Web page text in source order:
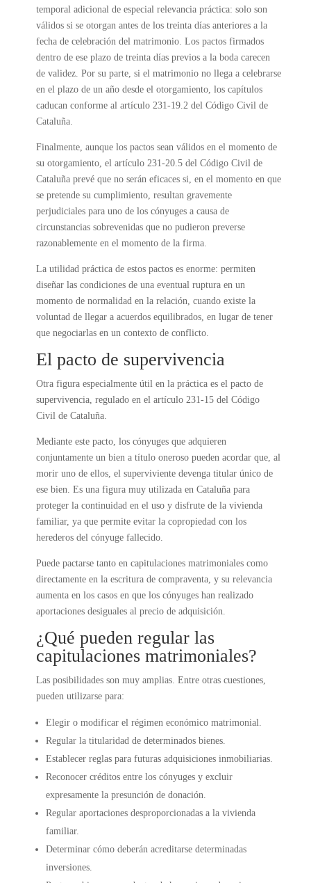
temporal adicional de especial relevancia práctica: solo son
válidos si se otorgan antes de los treinta días anteriores a la
fecha de celebración del matrimonio. Los pactos firmados
dentro de ese plazo de treinta días previos a la boda carecen
de validez. Por su parte, si el matrimonio no llega a celebrarse
en el plazo de un año desde el otorgamiento, los capítulos
caducan conforme al artículo 231-19.2 del Código Civil de
Cataluña.
Finalmente, aunque los pactos sean válidos en el momento de
su otorgamiento, el artículo 231-20.5 del Código Civil de
Cataluña prevé que no serán eficaces si, en el momento en que
se pretende su cumplimiento, resultan gravemente
perjudiciales para uno de los cónyuges a causa de
circunstancias sobrevenidas que no pudieron preverse
razonablemente en el momento de la firma.
La utilidad práctica de estos pactos es enorme: permiten
diseñar las condiciones de una eventual ruptura en un
momento de normalidad en la relación, cuando existe la
voluntad de llegar a acuerdos equilibrados, en lugar de tener
que negociarlas en un contexto de conflicto.
El pacto de supervivencia
Otra figura especialmente útil en la práctica es el pacto de
supervivencia, regulado en el artículo 231-15 del Código
Civil de Cataluña.
Mediante este pacto, los cónyuges que adquieren
conjuntamente un bien a título oneroso pueden acordar que, al
morir uno de ellos, el superviviente devenga titular único de
ese bien. Es una figura muy utilizada en Cataluña para
proteger la continuidad en el uso y disfrute de la vivienda
familiar, ya que permite evitar la copropiedad con los
herederos del cónyuge fallecido.
Puede pactarse tanto en capitulaciones matrimoniales como
directamente en la escritura de compraventa, y su relevancia
aumenta en los casos en que los cónyuges han realizado
aportaciones desiguales al precio de adquisición.
¿Qué pueden regular las
capitulaciones matrimoniales?
Las posibilidades son muy amplias. Entre otras cuestiones,
pueden utilizarse para:
Elegir o modificar el régimen económico matrimonial.
Regular la titularidad de determinados bienes.
Establecer reglas para futuras adquisiciones inmobiliarias.
Reconocer créditos entre los cónyuges y excluir
expresamente la presunción de donación.
Regular aportaciones desproporcionadas a la vivienda
familiar.
Determinar cómo deberán acreditarse determinadas
inversiones.